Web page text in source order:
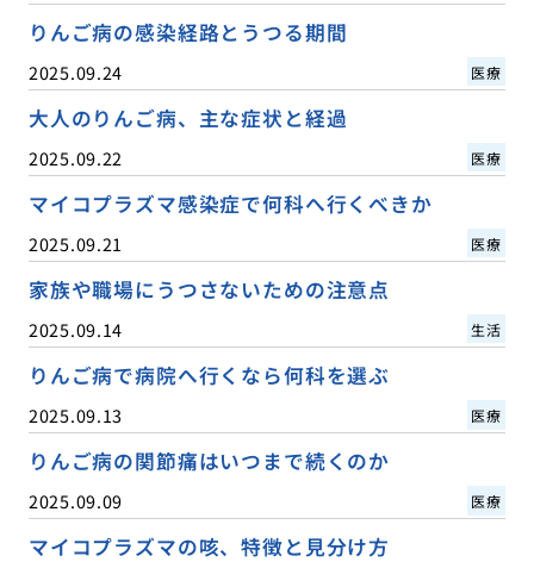
りんご病の感染経路とうつる期間
2025.09.24 医療
大人のりんご病、主な症状と経過
2025.09.22 医療
マイコプラズマ感染症で何科へ行くべきか
2025.09.21 医療
家族や職場にうつさないための注意点
2025.09.14 生活
りんご病で病院へ行くなら何科を選ぶ
2025.09.13 医療
りんご病の関節痛はいつまで続くのか
2025.09.09 医療
マイコプラズマの咳、特徴と見分け方